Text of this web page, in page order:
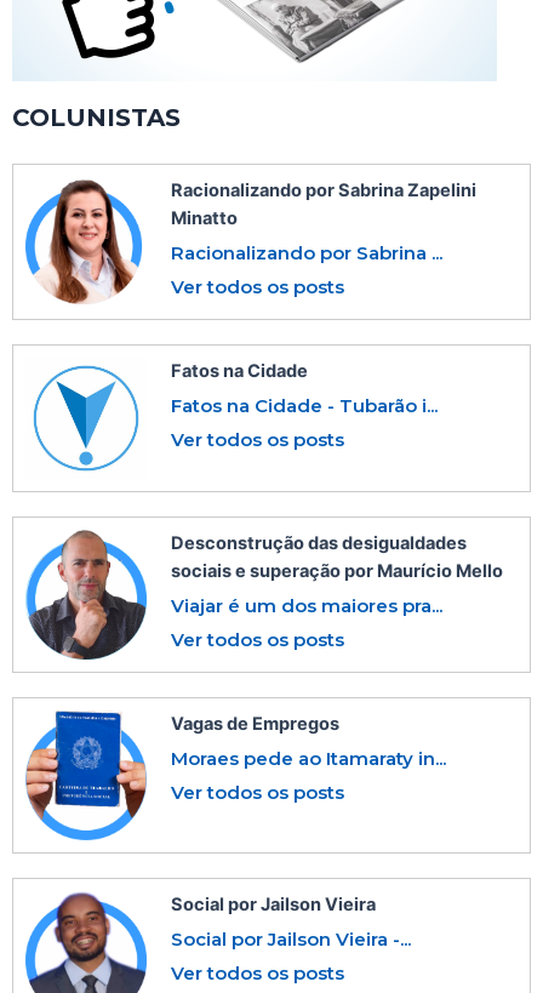
COLUNISTAS
Racionalizando por Sabrina Zapelini
Minatto
Racionalizando por Sabrina ...
Ver todos os posts
Fatos na Cidade
Fatos na Cidade - Tubarão i...
Ver todos os posts
Desconstrução das desigualdades
sociais e superação por Maurício Mello
Viajar é um dos maiores pra...
Ver todos os posts
Vagas de Empregos
Moraes pede ao Itamaraty in...
Ver todos os posts
Social por Jailson Vieira
Social por Jailson Vieira -...
Ver todos os posts